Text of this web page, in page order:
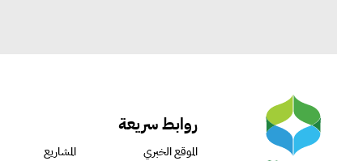
روابط سريعة
الموقع الخبري
المشاريع